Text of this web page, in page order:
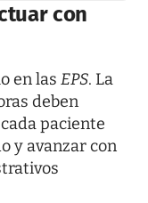
con
en las EPS. La
deben
paciente
y avanzar con